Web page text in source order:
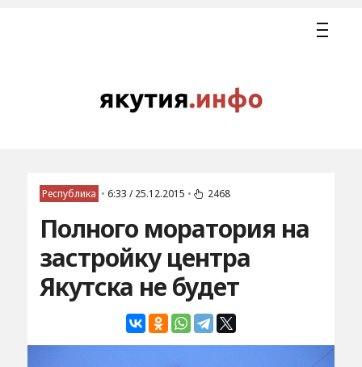
Республика • 6:33 / 25.12.2015 • 2468
Полного моратория на
застройку центра
Якутска не будет